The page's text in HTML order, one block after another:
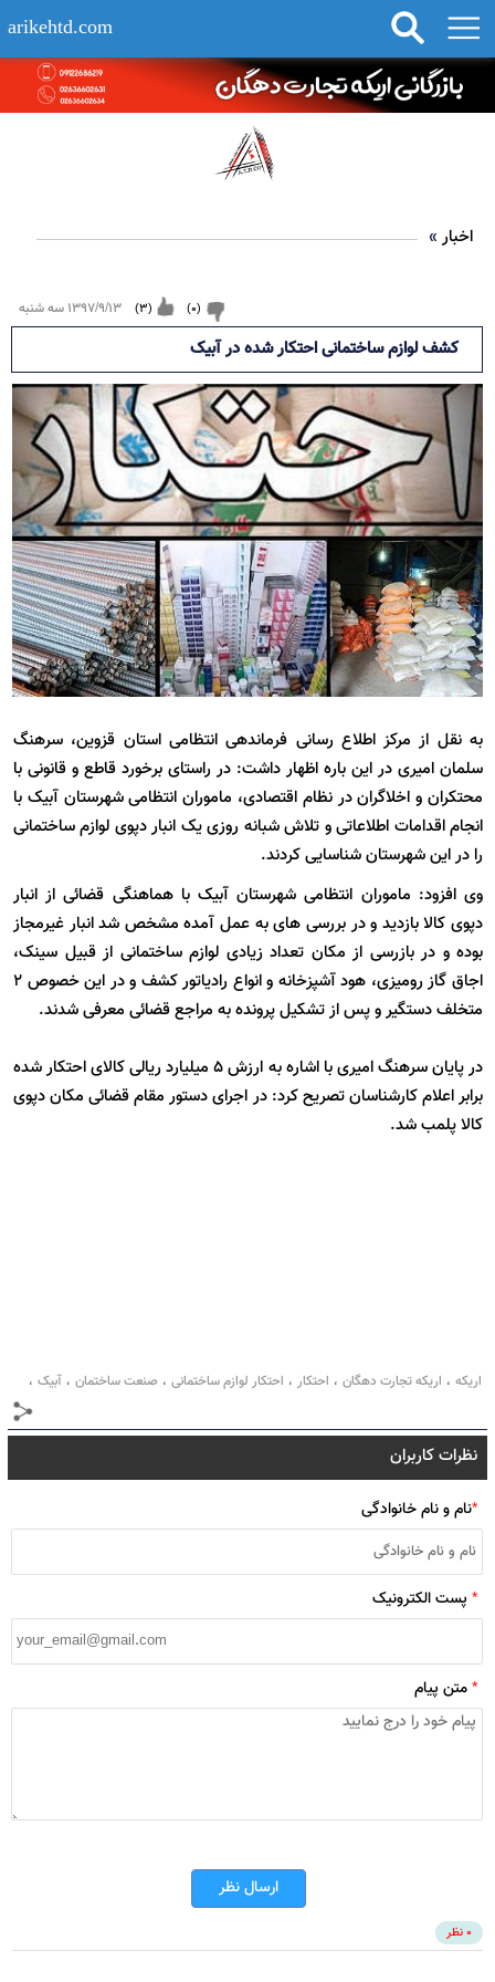
arikehtd.com
اخبار»
۱۳۹۷/۹/۱۳ سه شنبه (
3
) (
0
)
کشف لوازم ساختمانی احتکار شده در آبیک
به نقل از مرکز اطلاع رسانی فرماندهی انتظامی استان قزوین، سرهنگ
سلمان امیری در این باره اظهار داشت: در راستای برخورد قاطع و قانونی با
محتکران و اخلاگران در نظام اقتصادی، ماموران انتظامی شهرستان آبیک با
انجام اقدامات اطلاعاتی و تلاش شبانه روزی یک انبار دپوی لوازم ساختمانی
را در این شهرستان شناسایی کردند.
وی افزود: ماموران انتظامی شهرستان آبیک با هماهنگی قضائی از انبار
دپوی کالا بازدید و در بررسی های به عمل آمده مشخص شد انبار غیرمجاز
بوده و در بازرسی از مکان تعداد زیادی لوازم ساختمانی از قبیل سینک،
اجاق گاز رومیزی، هود آشپزخانه و انواع رادیاتور کشف و در این خصوص ۲
متخلف دستگیر و پس از تشکیل پرونده به مراجع قضائی معرفی شدند.
در پایان سرهنگ امیری با اشاره به ارزش ۵ میلیارد ریالی کالای احتکار شده
برابر اعلام کارشناسان تصریح کرد: در اجرای دستور مقام قضائی مکان دپوی
کالا پلمب شد.
اریکه ، اریکه تجارت دهگان ، احتکار ، احتکار لوازم ساختمانی ، صنعت ساختمان ، آبیک ،
نظرات کاربران
*نام و نام خانوادگی
*پست الکترونیک
*متن پیام
ارسال نظر
0 نظر